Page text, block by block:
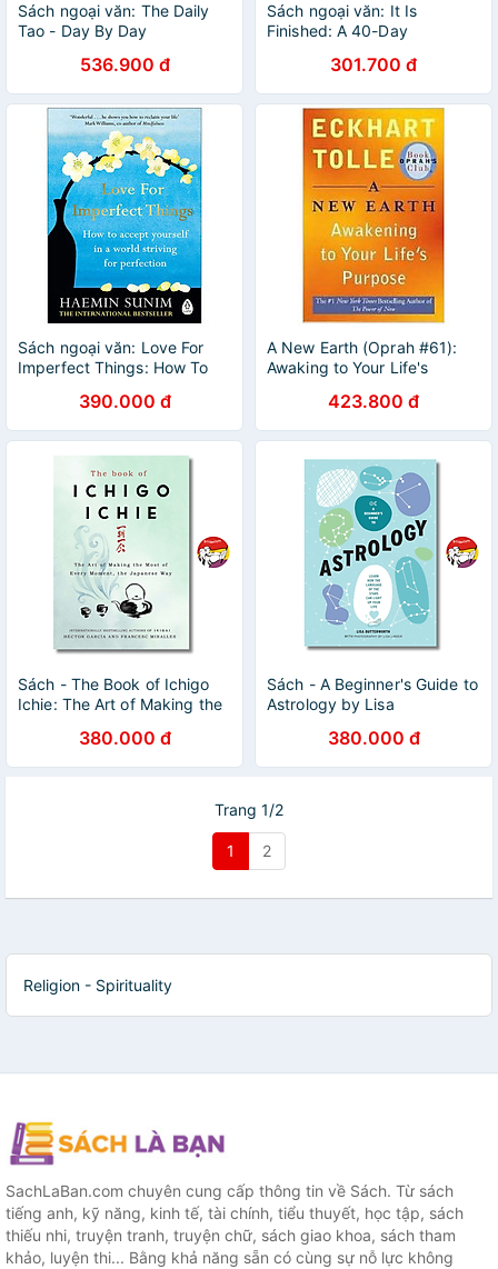
Sách ngoại văn: The Daily
Tao - Day By Day
536.900 đ
Sách ngoại văn: It Is
Finished: A 40-Day
301.700 đ
Sách ngoại văn: Love For
Imperfect Things: How To
Striving For Perfection
390.000 đ
A New Earth (Oprah #61):
Awaking to Your Life's
423.800 đ
Sách - The Book of Ichigo
Ichie: The Art of Making the
Japanese Way380.000 đ
Sách - A Beginner's Guide to
Astrology by Lisa
the Stars | English Book
380.000 đ
Trang 1/2
1 2
Religion - Spirituality
SachLaBan.com chuyên cung cấp thông tin về Sách. Từ sách
tiếng anh, kỹ năng, kinh tế, tài chính, tiểu thuyết, học tập, sách
thiếu nhi, truyện tranh, truyện chữ, sách giao khoa, sách tham
khảo, luyện thi... Bằng khả năng sẵn có cùng sự nỗ lực không